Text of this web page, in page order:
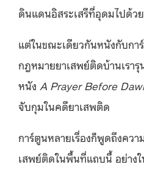
ดินแดนอิสระเสรีที่อุดมไปด้ว
แต่ในขณะเดียวกันหนังกับกา
กฎหมายยาเสพย์ติดบ้านเรารุ
หนัง A Prayer Before
จับกุมในคดียาเสพติด
การ์ตูนหลายเรื่องก็พูดถึงคว
เสพย์ติดในพื้นที่แถบนี้ อย่างใ